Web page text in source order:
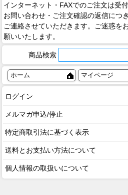
インターネット・FAXでのご注文は受
お問い合わせ・ご注文確認の返信につ
ご連絡させていただきます。ご迷惑を
願いいたします。
商品検索
ホーム マイページ
ログイン
メルマガ申込/停止
特定商取引法に基づく表示
送料とお支払い方法について
個人情報の取扱いについて